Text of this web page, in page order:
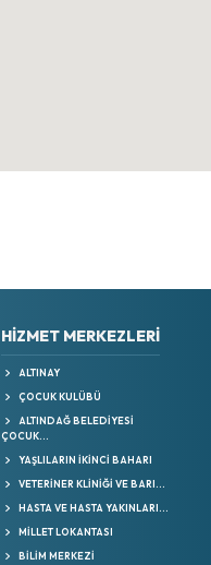
HIZMET MERKEZLERI
ALTINAY
ÇOCUK KULÜBÜ
ALTINDAĞ BELEDİYESİ
ÇOCUK...
YAŞLILARIN İKINCI BAHARI
VETERİNER KLİNİĞİ VE BARI...
HASTA VE HASTA YAKINLARI...
MILLET LOKANTASI
BILIM MERKEZI